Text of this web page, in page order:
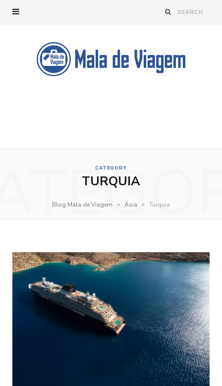
CATEGORY
TURQUIA
Blog Mala de Viagem » Ásia » Turquia